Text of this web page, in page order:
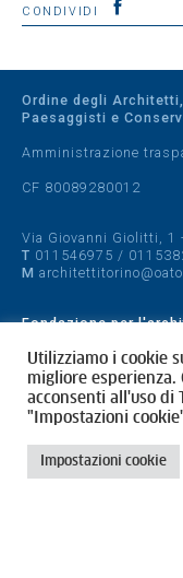
CONDIVIDI
Ordine degli
Paesaggisti e
Amministrazione
CF 80089280012
Via Giovanni Giolitti, 1
T 011546975 /
M
Fondazione per
Designed by
Cookie Policy
Privacy Policy
Utilizziamo i cookie
migliore esperienza.
acconsenti all'uso di
"Impostazioni
Impostazioni cookie